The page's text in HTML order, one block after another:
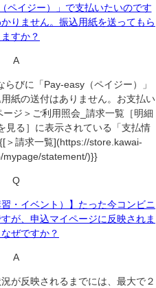
ペイジー）」で支払いたいのです
りません。振込用紙を送ってもら
ますか？
A
らびに「Pay-easy（ペイジー）」
紙の送付はありません。お支払い
ジ＞ご利用照会_請求一覧［明細
見る］に表示されている「支払情
＞請求一覧](https://store.kawai-
mypage/statement/)}}
Q
・イベント）】たった今コンビニ
が、申込マイページに反映されま
ぜですか？
A
が反映されるまでには、最大で２